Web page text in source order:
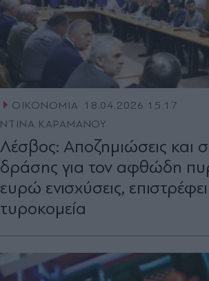
ΟΙΚΟΝΟΜΙΑ 18.04.2026 15:17
ΝΤΙΝΑ ΚΑΡΑΜΑΝΟΥ
Λέσβος: Αποζηµιώσεις και
δράσης για τον αφθώδη
ευρώ ενισχύσεις,
τυροκομεία